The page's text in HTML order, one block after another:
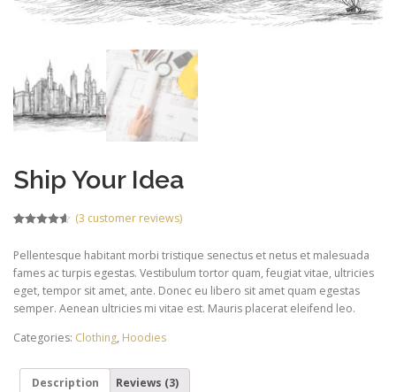
Ship Your Idea
based on
customer
ratings
(3 customer reviews)
Pellentesque habitant morbi tristique senectus et netus et malesuada
fames ac turpis egestas. Vestibulum tortor quam, feugiat vitae, ultricies
eget, tempor sit amet, ante. Donec eu libero sit amet quam egestas
semper. Aenean ultricies mi vitae est. Mauris placerat eleifend leo.
Categories: Clothing, Hoodies
Description Reviews (3)